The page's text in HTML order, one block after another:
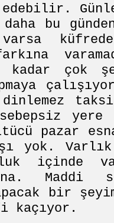
edebilir.
daha bu
o kadar
yere
pazar
yok.
içinde
Maddi
bir
kaçıyor.